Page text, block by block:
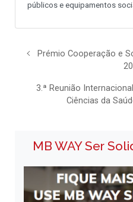
públicos e equipamentos
Prémio Cooperação e
3.ª Reunião
Ciências da
MB WAY Ser